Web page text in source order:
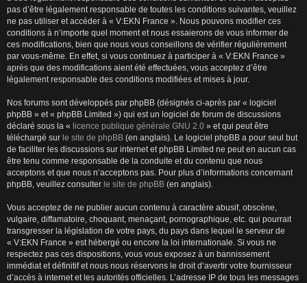
pas d’être légalement responsable de toutes les conditions suivantes, veuillez
ne pas utiliser et accéder à « V:EKN France ». Nous pouvons modifier ces
conditions à n’importe quel moment et nous essaierons de vous informer de
ces modifications, bien que nous vous conseillons de vérifier régulièrement
par vous-même. En effet, si vous continuez à participer à « V:EKN France »
après que des modifications aient été effectuées, vous acceptez d’être
légalement responsable des conditions modifiées et mises à jour.
Nos forums sont développés par phpBB (désignés ci-après par « logiciel
phpBB » et « phpBB Limited ») qui est un logiciel de forum de discussions
déclaré sous la « licence publique générale GNU 2.0 » et qui peut être
téléchargé sur le site de phpBB (en anglais). Le logiciel phpBB a pour seul but
de faciliter les discussions sur internet et phpBB Limited ne peut en aucun cas
être tenu comme responsable de la conduite et du contenu que nous
acceptons et que nous n’acceptons pas. Pour plus d’informations concernant
phpBB, veuillez consulter le site de phpBB (en anglais).
Vous acceptez de ne publier aucun contenu à caractère abusif, obscène,
vulgaire, diffamatoire, choquant, menaçant, pornographique, etc. qui pourrait
transgresser la législation de votre pays, du pays dans lequel le serveur de
« V:EKN France » est hébergé ou encore la loi internationale. Si vous ne
respectez pas ces dispositions, vous vous exposez à un bannissement
immédiat et définitif et nous nous réservons le droit d’avertir votre fournisseur
d’accès à internet et les autorités officielles. L’adresse IP de tous les messages